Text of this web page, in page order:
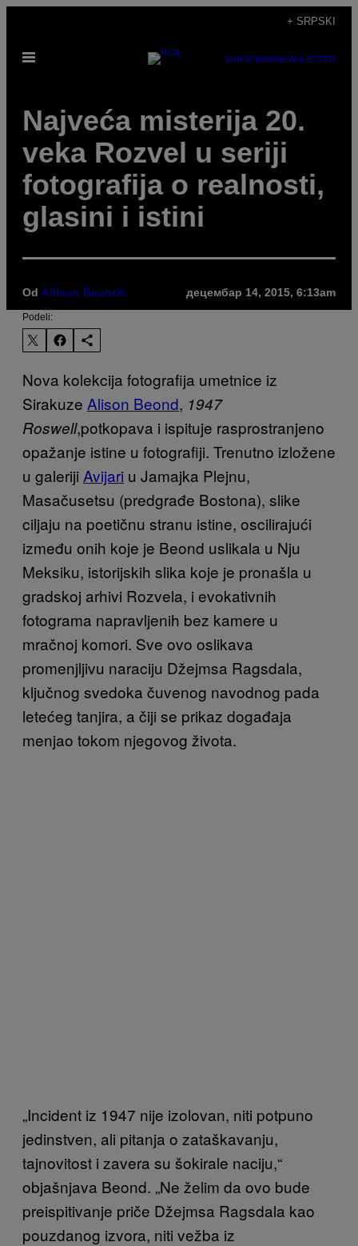
садржај
+ SRPSKI
Otvori
SUBSCRIBENEWSLETTER
Najveća misterija 20.
veka Rozvel u seriji
fotografija o realnosti,
glasini i istini
Od Allison Beondé децембар 14, 2015, 6:13am
Podeli:
Nova kolekcija fotografija umetnice iz
Sirakuze Alison Beond, 1947
Roswell,potkopava i ispituje rasprostranjeno
opažanje istine u fotografiji. Trenutno izložene
u galeriji Avijari u Jamajka Plejnu,
Masačusetsu (predgrađe Bostona), slike
ciljaju na poetičnu stranu istine, oscilirajući
između onih koje je Beond uslikala u Nju
Meksiku, istorijskih slika koje je pronašla u
gradskoj arhivi Rozvela, i evokativnih
fotograma napravljenih bez kamere u
mračnoj komori. Sve ovo oslikava
promenjljivu naraciju Džejmsa Ragsdala,
ključnog svedoka čuvenog navodnog pada
letećeg tanjira, a čiji se prikaz događaja
menjao tokom njegovog života.
„Incident iz 1947 nije izolovan, niti potpuno
jedinstven, ali pitanja o zataškavanju,
tajnovitost i zavera su šokirale naciju,“
objašnjava Beond. „Ne želim da ovo bude
preispitivanje priče Džejmsa Ragsdala kao
pouzdanog izvora, niti vežba iz